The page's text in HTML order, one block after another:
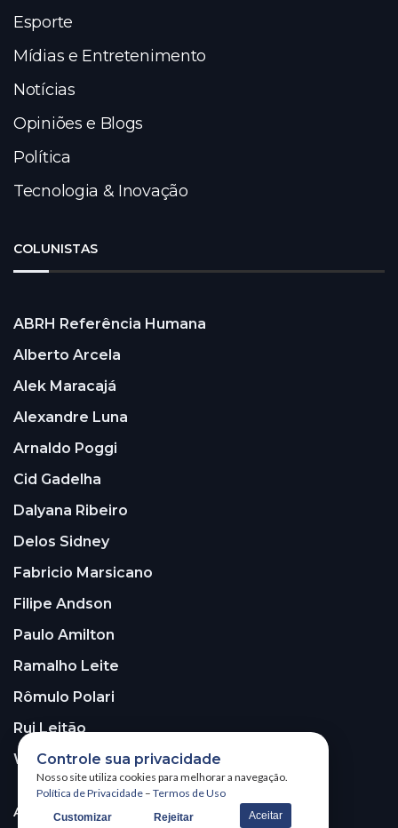
Esporte
Mídias e Entretenimento
Notícias
Opiniões e Blogs
Política
Tecnologia & Inovação
COLUNISTAS
ABRH Referência Humana
Alberto Arcela
Alek Maracajá
Alexandre Luna
Arnaldo Poggi
Cid Gadelha
Dalyana Ribeiro
Delos Sidney
Fabricio Marsicano
Filipe Andson
Paulo Amilton
Ramalho Leite
Rômulo Polari
Rui Leitão
Walter Santos
ASSINE A NOSSA NEWSLETTER!
Controle sua privacidade
Nosso site utiliza cookies para melhorar a navegação.
Política de Privacidade – Termos de Uso
Customizar Rejeitar Aceitar